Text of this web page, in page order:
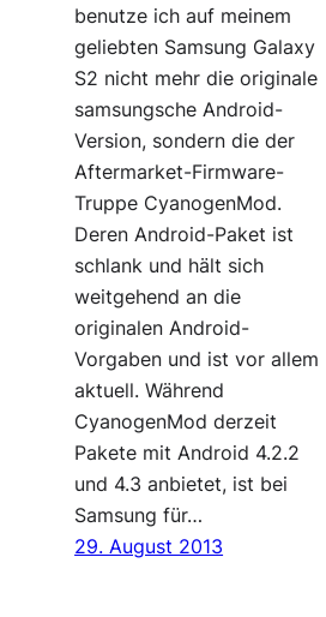
benutze ich auf meinem
geliebten Samsung Galaxy
S2 nicht mehr die originale
samsungsche Android-
Version, sondern die der
Aftermarket-Firmware-
Truppe CyanogenMod.
Deren Android-Paket ist
schlank und hält sich
weitgehend an die
originalen Android-
Vorgaben und ist vor allem
aktuell. Während
CyanogenMod derzeit
Pakete mit Android 4.2.2
und 4.3 anbietet, ist bei
Samsung für…
29. August 2013